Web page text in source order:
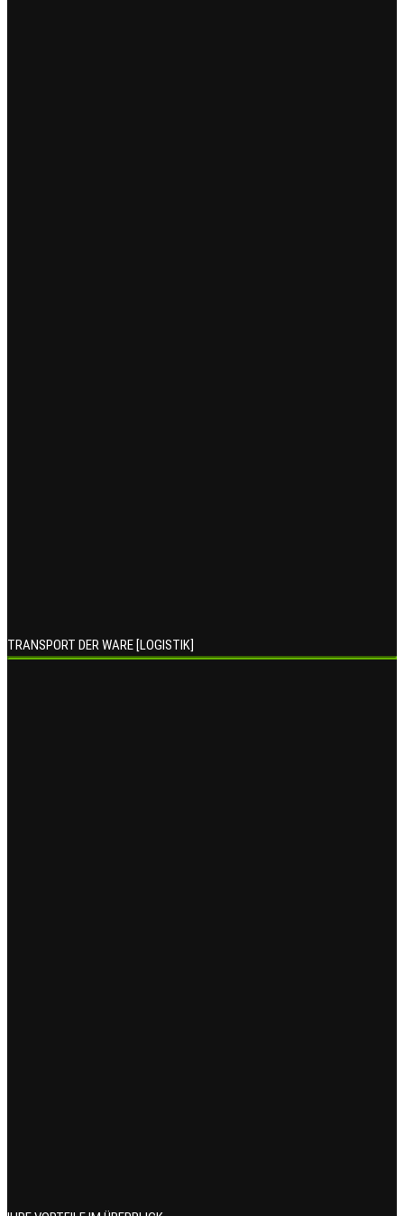
TRANSPORT DER WARE [LOGISTIK]